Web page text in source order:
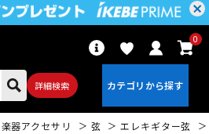
詳細検索
0
楽器アクセサリ 弦 エレキギター弦